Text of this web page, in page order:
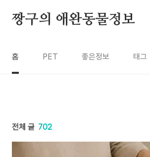
짱구의 애완동물정보
홈 PET 좋은정보 태그
전체 글 702